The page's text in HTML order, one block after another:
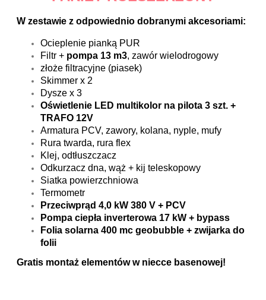
W zestawie z odpowiednio dobranymi akcesoriami:
Ocieplenie pianką PUR
Filtr + pompa 13 m3, zawór wielodrogowy
złoże filtracyjne (piasek)
Skimmer x 2
Dysze x 3
Oświetlenie LED multikolor na pilota 3 szt. +
TRAFO 12V
Armatura PCV, zawory, kolana, nyple, mufy
Rura twarda, rura flex
Klej, odtłuszczacz
Odkurzacz dna, wąż + kij teleskopowy
Siatka powierzchniowa
Termometr
Przeciwprąd 4,0 kW 380 V + PCV
Pompa ciepła inverterowa 17 kW + bypass
Folia solarna 400 mc geobubble + zwijarka do
folii
Gratis montaż elementów w niecce basenowej!